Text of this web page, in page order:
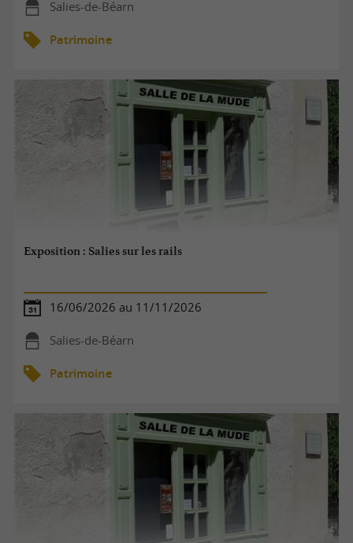
Salies-de-Béarn
Patrimoine
Exposition : Salies sur les rails
16/06/2026 au 11/11/2026
Salies-de-Béarn
Patrimoine